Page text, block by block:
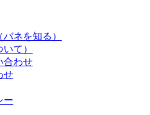
ネを知る）
て）
合わせ
せ
ー